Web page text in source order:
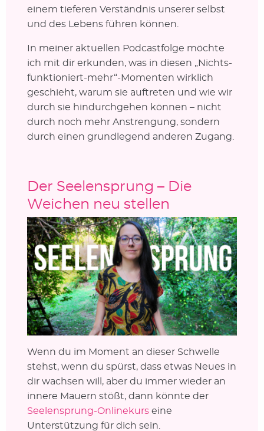
einem tieferen Verständnis unserer selbst
und des Lebens führen können.
In meiner aktuellen Podcastfolge möchte
ich mit dir erkunden, was in diesen „Nichts-
funktioniert-mehr“-Momenten wirklich
geschieht, warum sie auftreten und wie wir
durch sie hindurchgehen können – nicht
durch noch mehr Anstrengung, sondern
durch einen grundlegend anderen Zugang.
Der Seelensprung – Die
Weichen neu stellen
Wenn du im Moment an dieser Schwelle
stehst, wenn du spürst, dass etwas Neues in
dir wachsen will, aber du immer wieder an
innere Mauern stößt, dann könnte der
Seelensprung-Onlinekurseine
Unterstützung für dich sein.